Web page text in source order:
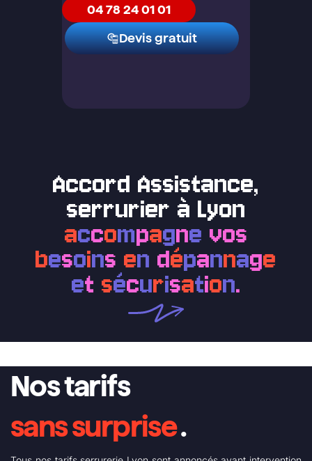
04 78 24 01 01
Devis gratuit
Accord Assistance,
serrurier à Lyon
accompagne vos
besoins en dépannage
et sécurisation.
Nos tarifs
sans surprise.